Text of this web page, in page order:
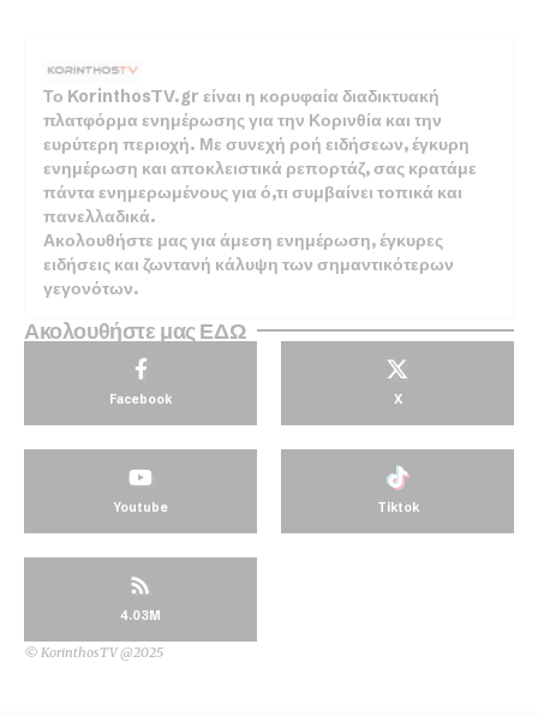
Το KorinthosTV.gr είναι η κορυφαία διαδικτυακή
πλατφόρμα ενημέρωσης για την Κορινθία και την
ευρύτερη περιοχή. Με συνεχή ροή ειδήσεων, έγκυρη
ενημέρωση και αποκλειστικά ρεπορτάζ, σας κρατάμε
πάντα ενημερωμένους για ό,τι συμβαίνει τοπικά και
πανελλαδικά.
Ακολουθήστε μας για άμεση ενημέρωση, έγκυρες
ειδήσεις και ζωντανή κάλυψη των σημαντικότερων
γεγονότων.
Ακολουθήστε μας ΕΔΩ
Facebook X
Youtube Tiktok
4.03M
© KorinthosTV @2025